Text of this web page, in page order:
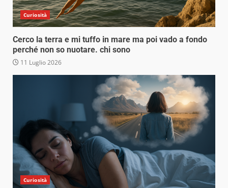
Curiosità
Cerco la terra e mi tuffo in mare ma poi vado a fondo
perché non so nuotare. chi sono
11 Luglio 2026
Curiosità